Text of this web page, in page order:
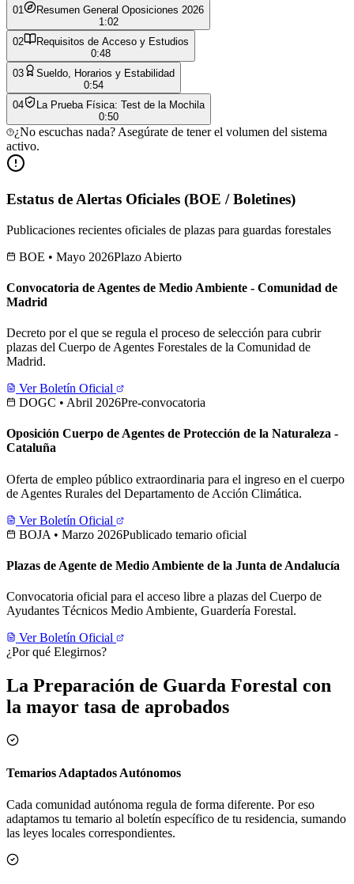
01
Resumen General Oposiciones 2026
1:02
02
Requisitos de Acceso y Estudios
0:48
03
Sueldo, Horarios y Estabilidad
0:54
04
La Prueba Física: Test de la Mochila
0:50
¿No escuchas nada? Asegúrate de tener el volumen del sistema
activo.
Estatus de Alertas Oficiales (BOE / Boletines)
Publicaciones recientes oficiales de plazas para guardas forestales
BOE • Mayo 2026Plazo Abierto
Convocatoria de Agentes de Medio Ambiente - Comunidad de
Madrid
Decreto por el que se regula el proceso de selección para cubrir
plazas del Cuerpo de Agentes Forestales de la Comunidad de
Madrid.
Ver Boletín Oficial
DOGC • Abril 2026Pre-convocatoria
Oposición Cuerpo de Agentes de Protección de la Naturaleza -
Cataluña
Oferta de empleo público extraordinaria para el ingreso en el cuerpo
de Agentes Rurales del Departamento de Acción Climática.
Ver Boletín Oficial
BOJA • Marzo 2026Publicado temario oficial
Plazas de Agente de Medio Ambiente de la Junta de Andalucía
Convocatoria oficial para el acceso libre a plazas del Cuerpo de
Ayudantes Técnicos Medio Ambiente, Guardería Forestal.
Ver Boletín Oficial
¿Por qué Elegirnos?
La Preparación de Guarda Forestal con
la mayor tasa de aprobados
Temarios Adaptados Autónomos
Cada comunidad autónoma regula de forma diferente. Por eso
adaptamos tu temario al boletín específico de tu residencia, sumando
las leyes locales correspondientes.